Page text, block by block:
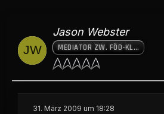
Jason Webster
MEDIATOR ZW. FÖD-KLING. BÜNDNIS
31. März 2009 um 18:28